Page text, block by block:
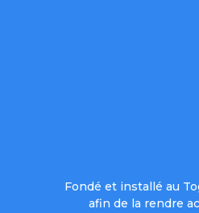
Fondé et installé au
afin de la rendre